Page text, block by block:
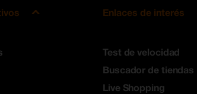
Enlaces de interés
Test de velocidad
Buscador de tiendas
Live Shopping